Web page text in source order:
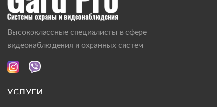
Высококлассные специалисты в сфере
видеонаблюдения и охранных систем
УСЛУГИ